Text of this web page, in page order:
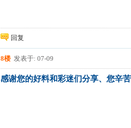
回复
8楼 发表于: 07-09
感谢您的好料和彩迷们分享、您辛